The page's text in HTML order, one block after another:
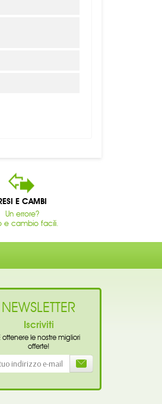
E CAMBI
Un errore?
e cambio facili.
NEWSLETTER
Iscriviti
ottenere le nostre migliori
offerte!